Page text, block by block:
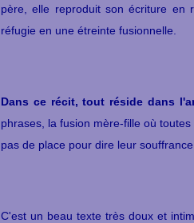
père, elle reproduit son écriture en
réfugie en une étreinte fusionnelle.
Dans ce récit, tout réside dans
phrases, la fusion mère-fille où
pas de place pour dire leur
C'est un beau texte très doux et